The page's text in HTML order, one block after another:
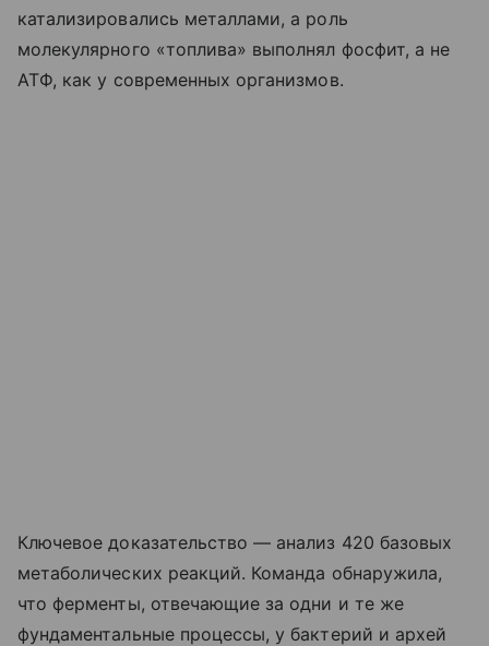
катализировались металлами, а роль
молекулярного «топлива» выполнял фосфит, а не
АТФ, как у современных организмов.
Ключевое доказательство — анализ 420 базовых
метаболических реакций. Команда обнаружила,
что ферменты, отвечающие за одни и те же
фундаментальные процессы, у бактерий и архей